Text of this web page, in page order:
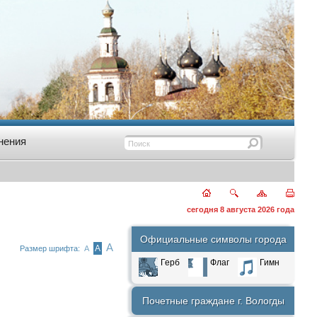
сегодня 8 августа 2026 года
Размер шрифта: А А А
Официальные символы города
Герб Флаг Гимн
Почетные граждане г. Вологды